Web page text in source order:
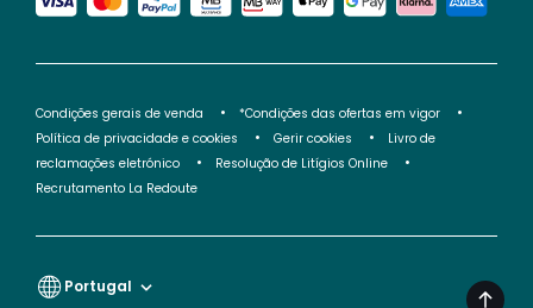
Condições gerais de venda
*Condições das ofertas em vigor
Política de privacidade e cookies
Gerir cookies
Livro de
reclamações eletrónico
Resolução de Litígios Online
Recrutamento La Redoute
Portugal